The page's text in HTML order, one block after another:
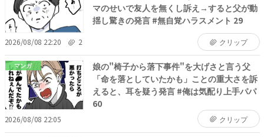
マのせいで友人を無くし訴え→すると父が動
揺し驚きの発言 #無自覚ハラスメント 29
2026/08/08 22:20 2 クリップ
マンガ
娘の"椅子から落下事件"を大げさと言う父
「命を落としていたかも」ことの重大さを訴
えると、耳を疑う発言 #俺は気配り上手パパ
60
2026/08/08 22:05 クリップ